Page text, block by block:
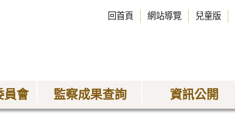
回首頁 網站導覽 兒童版
員會 監察成果查詢 資訊公開